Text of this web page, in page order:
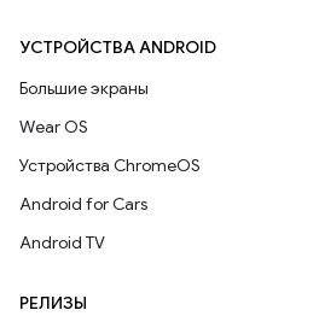
УСТРОЙСТВА ANDROID
Большие экраны
Wear OS
Устройства ChromeOS
Android for Cars
Android TV
РЕЛИЗЫ